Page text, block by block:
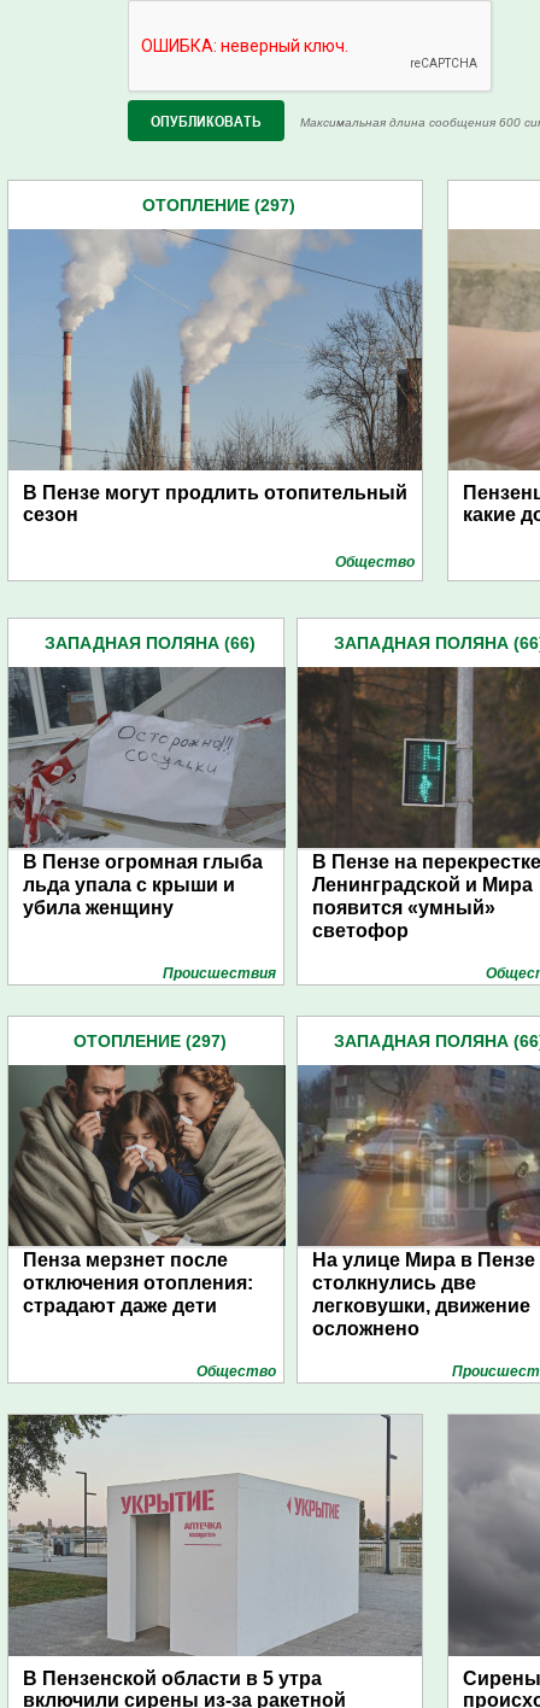
Максимальная длина сообщения 600
ОТОПЛЕНИЕ (297)
В Пензе могут продлить отопительный
сезон
Общество
какие
ЗАПАДНАЯ ПОЛЯНА (66)
В Пензе огромная глыба
льда упала с крыши и
убила женщину
Проиcшествия
ЗАПАДНАЯ ПОЛЯНА
В Пензе на перекрестке
Ленинградской и Мира
появится «умный»
светофор
ОТОПЛЕНИЕ (297)
Пенза мерзнет после
отключения отопления:
страдают даже дети
Общество
ЗАПАДНАЯ ПОЛЯНА
На улице Мира в Пензе
столкнулись две
легковушки, движение
осложнено
В Пензенской области в 5 утра
включили сирены из-за ракетной
Сирены